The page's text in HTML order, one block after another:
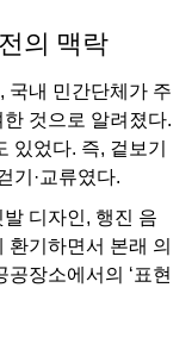
의 맥락
국내 민간단체가 주
것으로 알려졌다.
있었다. 즉, 겉보기
기·교류였다.
발 디자인, 행진 음
환기하면서 본래 의
장소에서의 ‘표현